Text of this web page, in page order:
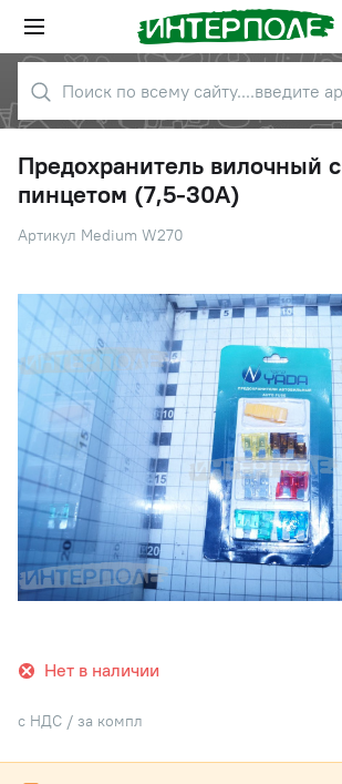
Предохранитель вилочный с
пинцетом (7,5-30А)
Артикул Medium W270
Нет в наличии
с НДС / за компл